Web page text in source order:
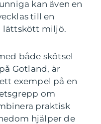
kan även en
till en
lättskött miljö.
både skötsel
Gotland, är
exempel på en
om
praktisk
hjälper de